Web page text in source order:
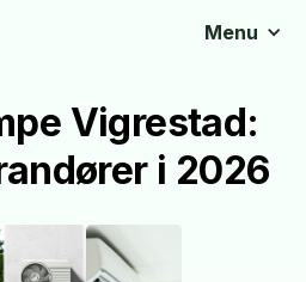
Menu
Vigrestad:
i 2026